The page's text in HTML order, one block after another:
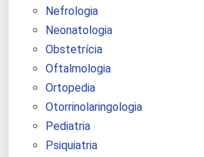
Nefrologia
Neonatologia
Obstetrícia
Oftalmologia
Ortopedia
Otorrinolaringologia
Pediatria
Psiquiatria